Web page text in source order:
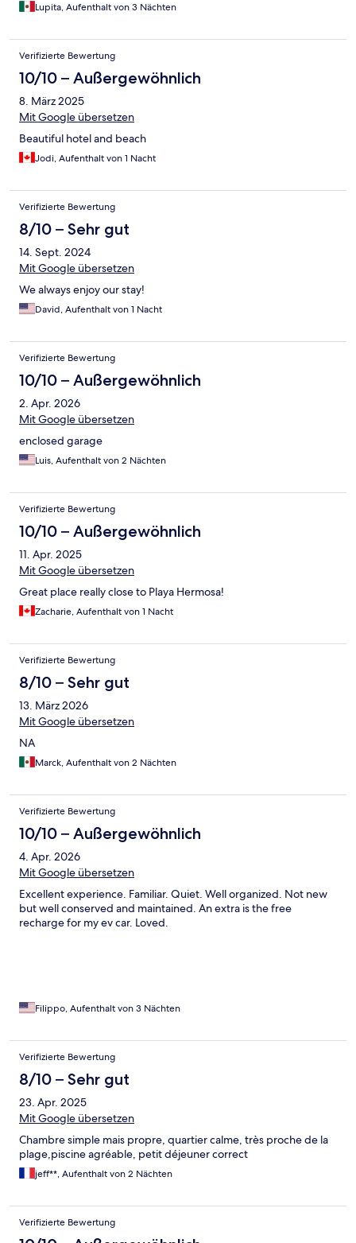
Lupita, Aufenthalt von 3 Nächten
Verifizierte Bewertung
10/10 – Außergewöhnlich
8. März 2025
Mit Google übersetzen
Beautiful hotel and beach
Jodi, Aufenthalt von 1 Nacht
Verifizierte Bewertung
8/10 – Sehr gut
14. Sept. 2024
Mit Google übersetzen
We always enjoy our stay!
David, Aufenthalt von 1 Nacht
Verifizierte Bewertung
10/10 – Außergewöhnlich
2. Apr. 2026
Mit Google übersetzen
enclosed garage
Luis, Aufenthalt von 2 Nächten
Verifizierte Bewertung
10/10 – Außergewöhnlich
11. Apr. 2025
Mit Google übersetzen
Great place really close to Playa Hermosa!
Zacharie, Aufenthalt von 1 Nacht
Verifizierte Bewertung
8/10 – Sehr gut
13. März 2026
Mit Google übersetzen
NA
Marck, Aufenthalt von 2 Nächten
Verifizierte Bewertung
10/10 – Außergewöhnlich
4. Apr. 2026
Mit Google übersetzen
Excellent experience. Familiar. Quiet. Well organized. Not new
but well conserved and maintained. An extra is the free
recharge for my ev car. Loved.
Filippo, Aufenthalt von 3 Nächten
Verifizierte Bewertung
8/10 – Sehr gut
23. Apr. 2025
Mit Google übersetzen
Chambre simple mais propre, quartier calme, très proche de la
plage,piscine agréable, petit déjeuner correct
jeff**, Aufenthalt von 2 Nächten
Verifizierte Bewertung